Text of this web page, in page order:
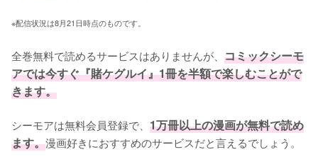
※配信状況は8月21日時点のものです。
全巻無料で読めるサービスはありませんが、 コミックシーモ
アでは今すぐ『賭ケグルイ』1冊を半額で楽しむことがで
きます。
シーモアは無料会員登録で、 1万冊以上の漫画が無料で読め
ます。漫画好きにおすすめのサービスだと言えるでしょう。